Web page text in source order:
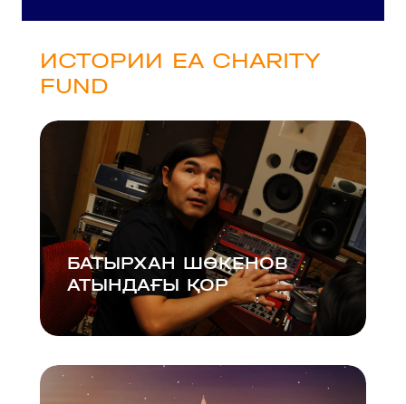
ИСТОРИИ EA CHARITY
FUND
БАТЫРХАН ШӨКЕНОВ
АТЫНДАҒЫ ҚОР